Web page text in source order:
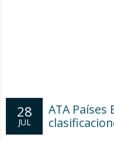
28
JUL
ATA Países